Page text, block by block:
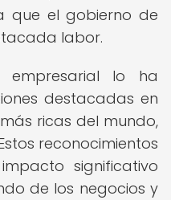
que el gobierno de
labor.
empresarial lo ha
destacadas en
ricas del mundo,
reconocimientos
significativo
de los negocios y